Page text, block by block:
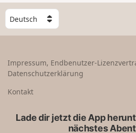
W
ä
h
e
n
Impressum, Endbenutzer-
Datenschutzerklärung
Kontakt
Lade dir jetzt die App
nächstes